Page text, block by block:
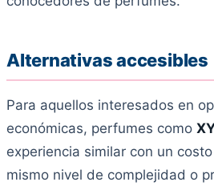
Alternativas accesibles
Para aquellos interesados en
económicas, perfumes como
experiencia similar con un
mismo nivel de complejidad o